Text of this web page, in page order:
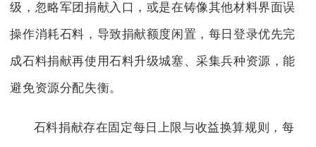
级，忽略军团捐献入口，或是在铸像其他材料界面误
操作消耗石料，导致捐献额度闲置，每日登录优先完
成石料捐献再使用石料升级城塞、采集兵种资源，能
避免资源分配失衡。
石料捐献存在固定每日上限与收益换算规则，每